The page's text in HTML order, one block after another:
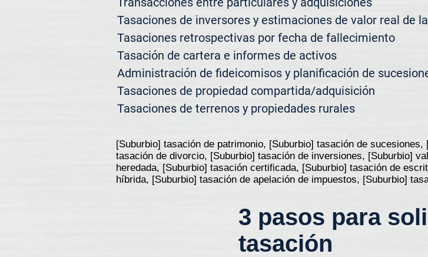
Tasaciones de inversores y estimaciones de valor real de
Tasaciones retrospectivas por fecha de fallecimiento
Tasación de cartera e informes de activos
Administración de fideicomisos y planificación de
Tasaciones de propiedad compartida/adquisición
Tasaciones de terrenos y propiedades rurales
[Suburbio] tasación de patrimonio, [Suburbio] tasación de
tasación de divorcio, [Suburbio] tasación de inversiones, [Suburbio]
heredada, [Suburbio] tasación certificada, [Suburbio] tasación de
híbrida, [Suburbio] tasación de apelación de impuestos, [Suburbio]
3 pasos para
tasación